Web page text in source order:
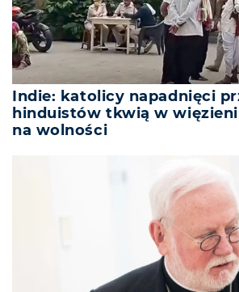
Indie: katolicy napadnięci
hinduistów tkwią w
na wolności